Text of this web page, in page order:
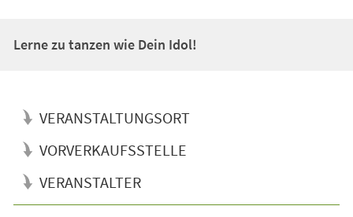
Lerne zu tanzen wie Dein Idol!
VERANSTALTUNGSORT
VORVERKAUFSSTELLE
VERANSTALTER